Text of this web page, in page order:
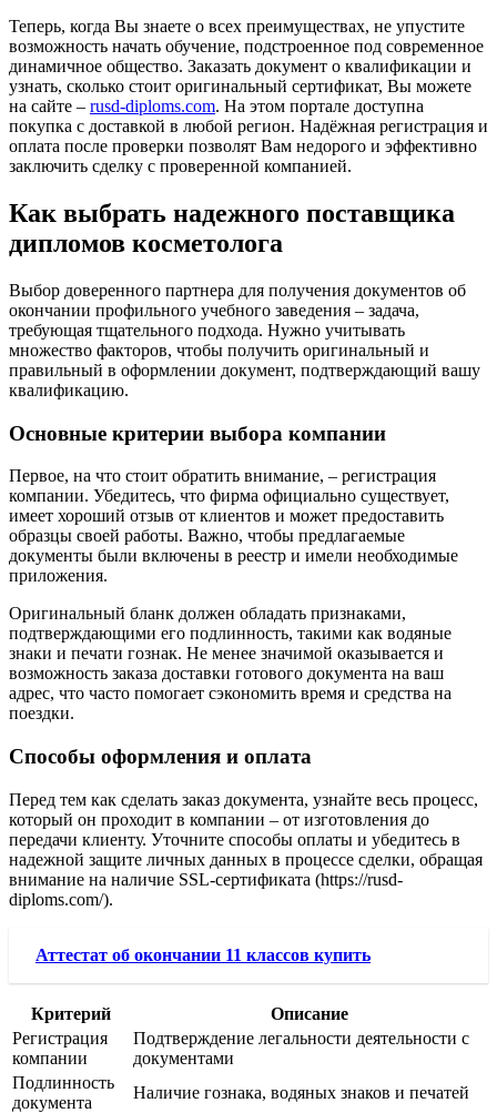
Теперь, когда Вы знаете о всех преимуществах, не упустите
возможность начать обучение, подстроенное под современное
динамичное общество. Заказать документ о квалификации и
узнать, сколько стоит оригинальный сертификат, Вы можете
на сайте – rusd-diploms.com. На этом портале доступна
покупка с доставкой в любой регион. Надёжная регистрация и
оплата после проверки позволят Вам недорого и эффективно
заключить сделку с проверенной компанией.
Как выбрать надежного поставщика
дипломов косметолога
Выбор доверенного партнера для получения документов об
окончании профильного учебного заведения – задача,
требующая тщательного подхода. Нужно учитывать
множество факторов, чтобы получить оригинальный и
правильный в оформлении документ, подтверждающий вашу
квалификацию.
Основные критерии выбора компании
Первое, на что стоит обратить внимание, – регистрация
компании. Убедитесь, что фирма официально существует,
имеет хороший отзыв от клиентов и может предоставить
образцы своей работы. Важно, чтобы предлагаемые
документы были включены в реестр и имели необходимые
приложения.
Оригинальный бланк должен обладать признаками,
подтверждающими его подлинность, такими как водяные
знаки и печати гознак. Не менее значимой оказывается и
возможность заказа доставки готового документа на ваш
адрес, что часто помогает сэкономить время и средства на
поездки.
Способы оформления и оплата
Перед тем как сделать заказ документа, узнайте весь процесс,
который он проходит в компании – от изготовления до
передачи клиенту. Уточните способы оплаты и убедитесь в
надежной защите личных данных в процессе сделки, обращая
внимание на наличие SSL-сертификата (https://rusd-
diploms.com/).
Аттестат об окончании 11 классов купить
Критерий
Описание
Регистрация
компании
Подтверждение легальности деятельности с
документами
Подлинность
документа
Наличие гознака, водяных знаков и печатей